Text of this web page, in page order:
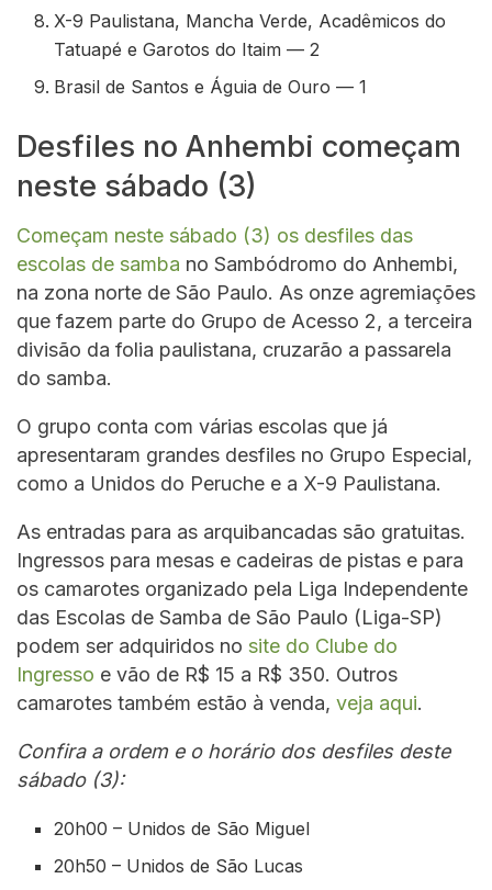
X-9 Paulistana, Mancha Verde, Acadêmicos do
Tatuapé e Garotos do Itaim — 2
Brasil de Santos e Águia de Ouro — 1
Desfiles no Anhembi começam
neste sábado (3)
Começam neste sábado (3) os desfiles das
escolas de samba no Sambódromo do Anhembi,
na zona norte de São Paulo. As onze agremiações
que fazem parte do Grupo de Acesso 2, a terceira
divisão da folia paulistana, cruzarão a passarela
do samba.
O grupo conta com várias escolas que já
apresentaram grandes desfiles no Grupo Especial,
como a Unidos do Peruche e a X-9 Paulistana.
As entradas para as arquibancadas são gratuitas.
Ingressos para mesas e cadeiras de pistas e para
os camarotes organizado pela Liga Independente
das Escolas de Samba de São Paulo (Liga-SP)
podem ser adquiridos no site do Clube do
Ingresso e vão de R$ 15 a R$ 350. Outros
camarotes também estão à venda, veja aqui.
Confira a ordem e o horário dos desfiles deste
sábado (3):
20h00 – Unidos de São Miguel
20h50 – Unidos de São Lucas